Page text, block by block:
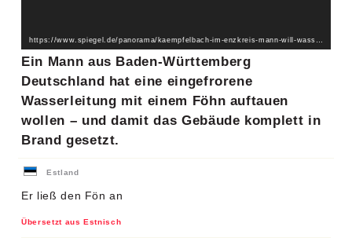
https://www.spiegel.de/panorama/kaempfelbach-im-enzkreis-mann-will-wasserleitung-mit-foehn-auftauen-haus-brennt-ab-a-1ea68eda-ebd7-4d3e-bb71-27be3f3f156f
Ein Mann aus Baden-Württemberg
Deutschland hat eine eingefrorene
Wasserleitung mit einem Föhn auftauen
wollen – und damit das Gebäude komplett in
Brand gesetzt.
Estland
Er ließ den Fön an
Übersetzt aus Estnisch